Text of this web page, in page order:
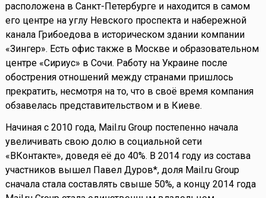
расположена в Санкт-Петербурге и находится в самом
его центре на углу Невского проспекта и набережной
канала Грибоедова в историческом здании компании
«Зингер». Есть офис также в Москве и образовательном
центре «Сириус» в Сочи. Работу на Украине после
обострения отношений между странами пришлось
прекратить, несмотря на то, что в своё время компания
обзавелась представительством и в Киеве.
Начиная с 2010 года, Mail.ru Group постепенно начала
увеличивать свою долю в социальной сети
«ВКонтакте», доведя её до 40%. В 2014 году из состава
участников вышел Павел Дуров*, доля Mail.ru Group
сначала стала составлять свыше 50%, а концу 2014 года